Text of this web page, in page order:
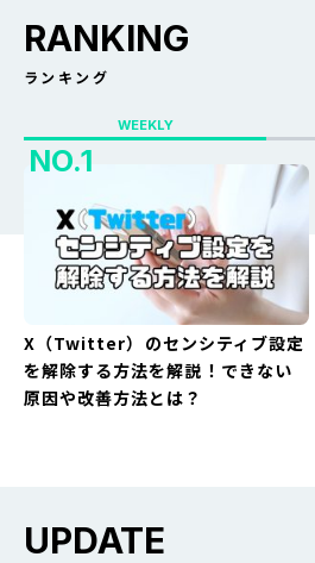
RANKING
ランキング
WEEKLY
X（Twitter）のセンシティブ設定
を解除する方法を解説！できない
原因や改善方法とは？
UPDATE